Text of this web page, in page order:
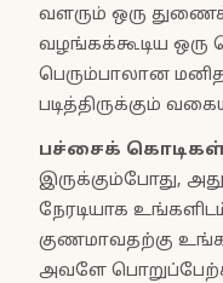
வளரும் ஒரு
வழங்கக்கூடிய ஒரு
பெரும்பாலான
படித்திருக்கும்
பச்சைக்
இருக்கும்போது,
நேரடியாக
குணமாவதற்கு
அவளே